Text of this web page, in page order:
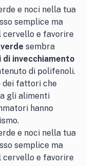
e noci nella tua
semplice ma
cervello e favorire
sembra
invecchiamento
di polifenoli.
dei fattori che
gli alimenti
hanno
e noci nella tua
semplice ma
cervello e favorire